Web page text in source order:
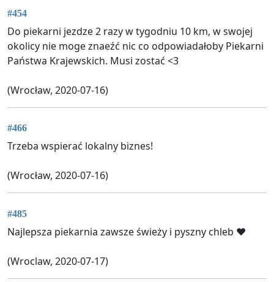
#454
Do piekarni jezdze 2 razy w tygodniu 10 km, w swojej
okolicy nie moge znaeźć nic co odpowiadałoby Piekarni
Państwa Krajewskich. Musi zostać <3
(Wrocław, 2020-07-16)
#466
Trzeba wspierać lokalny biznes!
(Wrocław, 2020-07-16)
#485
Najlepsza piekarnia zawsze świeży i pyszny chleb ❤️
(Wroclaw, 2020-07-17)